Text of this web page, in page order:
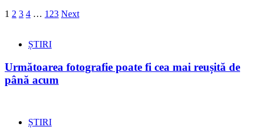
Paginație
1 2 3 4 … 123 Next
ȘTIRI
Următoarea fotografie poate fi cea mai reușită de
până acum
ȘTIRI